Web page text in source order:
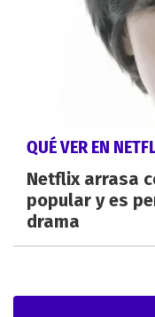
QUÉ VER EN
Netflix arrasa
popular y es
drama